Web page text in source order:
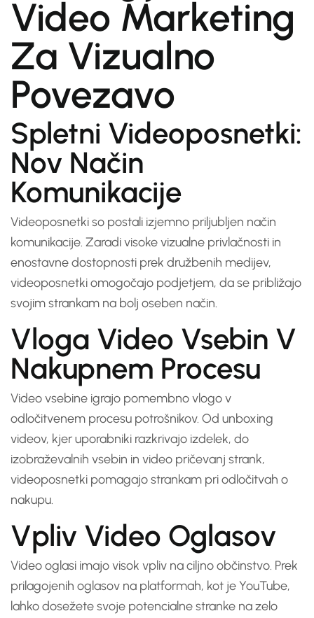
Video Marketing
Za Vizualno
Povezavo
Spletni Videoposnetki:
Nov Način
Komunikacije
Videoposnetki so postali izjemno priljubljen način
komunikacije. Zaradi visoke vizualne privlačnosti in
enostavne dostopnosti prek družbenih medijev,
videoposnetki omogočajo podjetjem, da se približajo
svojim strankam na bolj oseben način.
Vloga Video Vsebin V
Nakupnem Procesu
Video vsebine igrajo pomembno vlogo v
odločitvenem procesu potrošnikov. Od unboxing
videov, kjer uporabniki razkrivajo izdelek, do
izobraževalnih vsebin in video pričevanj strank,
videoposnetki pomagajo strankam pri odločitvah o
nakupu.
Vpliv Video Oglasov
Video oglasi imajo visok vpliv na ciljno občinstvo. Prek
prilagojenih oglasov na platformah, kot je YouTube,
lahko dosežete svoje potencialne stranke na zelo